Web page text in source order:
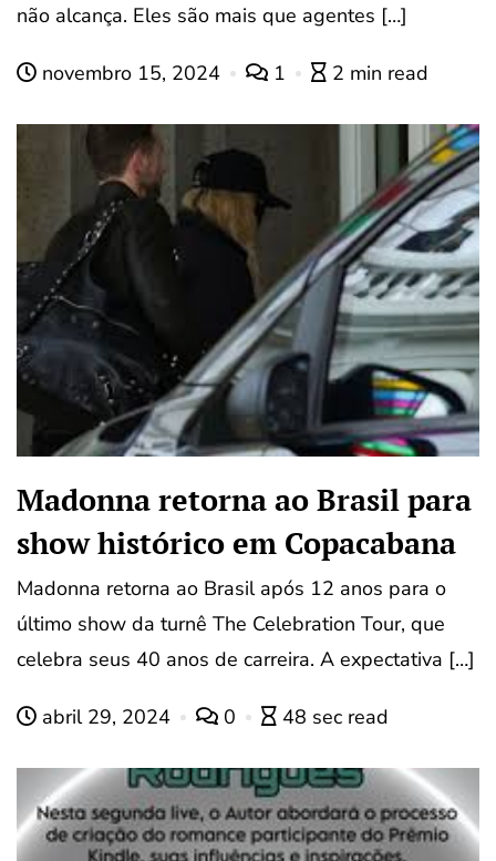
não alcança. Eles são mais que agentes […]
novembro 15, 2024 1 2 min read
Madonna retorna ao Brasil para
show histórico em Copacabana
Madonna retorna ao Brasil após 12 anos para o
último show da turnê The Celebration Tour, que
celebra seus 40 anos de carreira. A expectativa […]
abril 29, 2024 0 48 sec read